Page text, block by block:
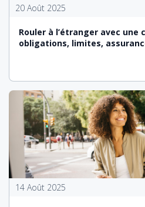
20 Août 2025
Rouler à l’étranger avec
obligations, limites,
14 Août 2025